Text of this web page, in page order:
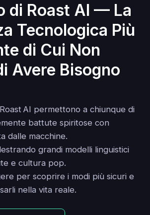
di Roast AI — La
Tecnologica Più
di Cui Non
Avere Bisogno
AI permettono a chiunque di
battute spiritose con
dalle macchine.
grandi modelli linguistici
e cultura pop.
per scoprire i modi più sicuri e
nella vita reale.